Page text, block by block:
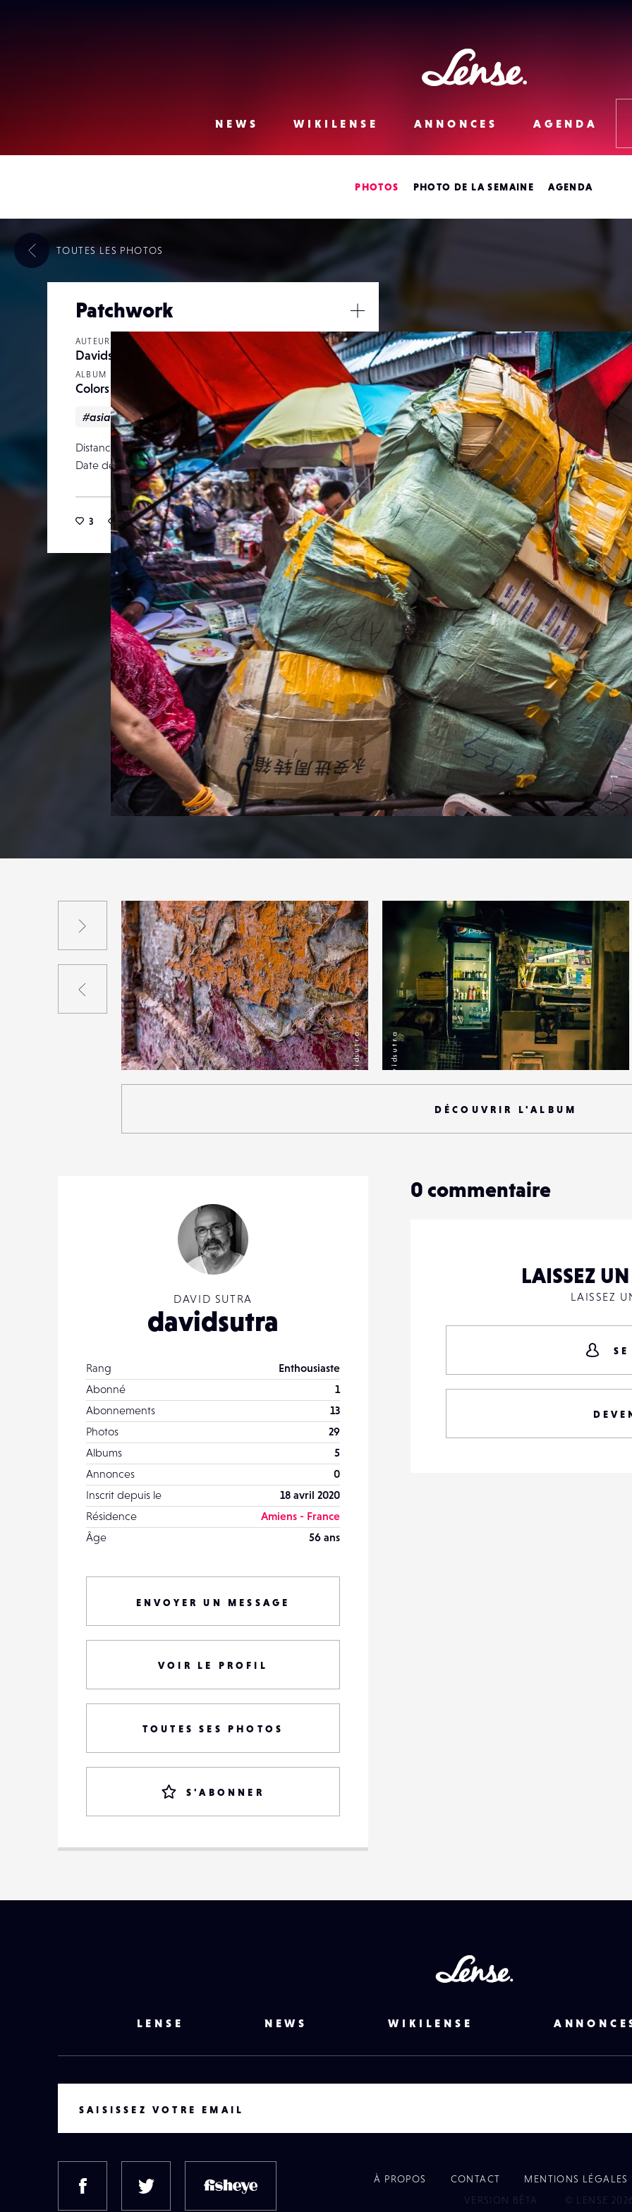
Lense
NEWS
WIKILENSE ANNONCES AGENDA
PHOTOS PHOTO DE LA SEMAINE AGENDA
Patchwork
AUTEUR
Davidsutra
ALBUM
Colors of the World
#asia #Bangkok #travel
Distance focale
0 mm
Date de publication
18 mai 2020
3 19 0
/
Fermer
TOUTES LES PHOTOS
3
16 21
Suivant
Précédent
DÉCOUVRIR L'ALBUM
DAVID SUTRA
davidsutra
Rang
Enthousiaste
Abonné
1
Abonnements
13
Photos
29
Albums
5
Annonces
0
Inscrit depuis le
18 avril 2020
Résidence
Amiens - France
Âge
56 ans
ENVOYER UN MESSAGE
VOIR LE PROFIL
TOUTES SES PHOTOS
S'ABONNER
0 commentaire
LAISSEZ
LAISSEZ
LENSE NEWS WIKILENSE
SAISISSEZ VOTRE EMAIL
FACEBOOK TWITTER
À PROPOS CONTACT
MENTIONS LÉGALES
VERSION BÊTA
© LENSE